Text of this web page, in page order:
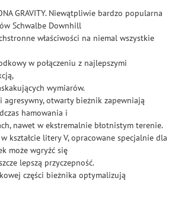
GRAVITY. Niewątpliwie bardzo popularna
Schwalbe Downhill
właściwości na niemal wszystkie
w połączeniu z najlepszymi
wymiarów.
agresywny, otwarty bieżnik zapewniają
hamowania i
nawet w ekstremalnie błotnistym terenie.
kształcie litery V, opracowane specjalnie dla
może wgryźć się
lepszą przyczepność.
części bieżnika optymalizują